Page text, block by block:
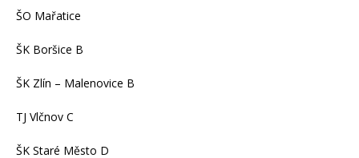
ŠO Mařatice
ŠK Boršice B
ŠK Zlín – Malenovice B
TJ Vlčnov C
ŠK Staré Město D